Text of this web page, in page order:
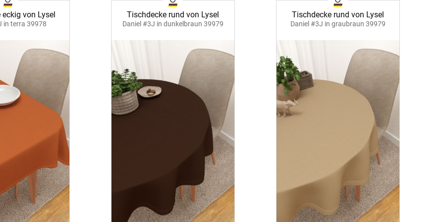
ÜBER UNS
Impressum
Datenschutz
FAQ
Kontakt
VERSAND
Kostenloser Musterversand
Versandinformation
Widerruf
BEZAHLUNG
Vorkasse
PayPal
Kreditkarte
Rechnung
Google Pay
von Lysel
in terra 39978
Tischdecke rund von Lysel
Daniel #3J in dunkelbraun 39979
Tischdecke rund von Lysel
Daniel #3J in graubraun 39979